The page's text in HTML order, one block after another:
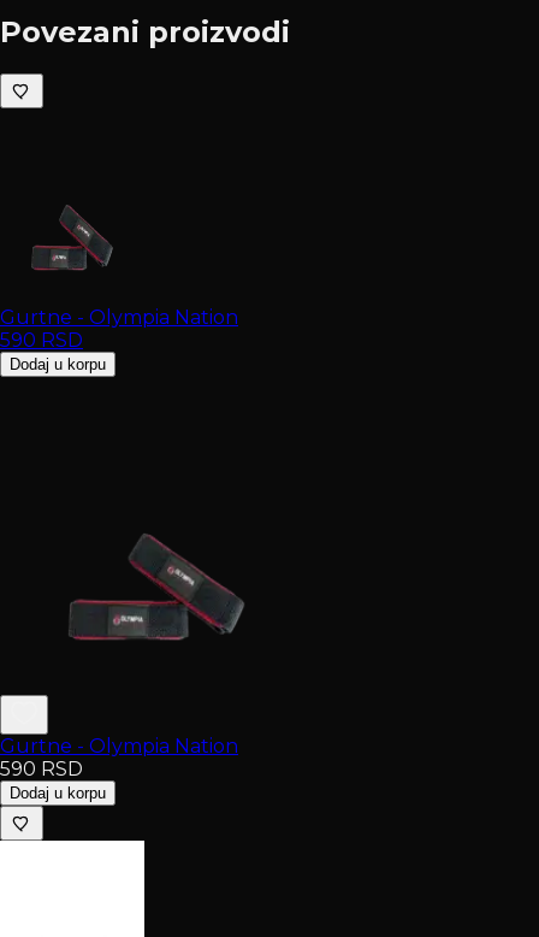
Povezani proizvodi
Gurtne - Olympia Nation
590 RSD
Dodaj u korpu
Gurtne - Olympia Nation
590 RSD
Dodaj u korpu